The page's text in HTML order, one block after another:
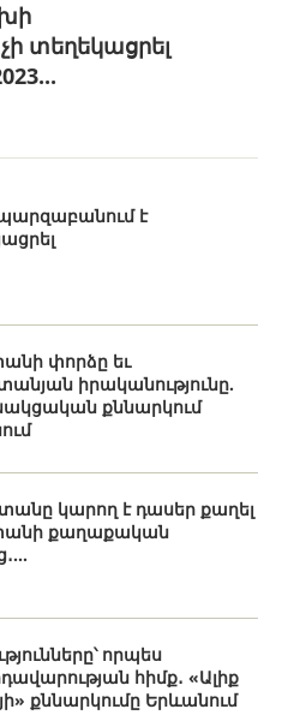
տեղեկացրել
է
փորձը եւ
իրականությունը.
քննարկում
կարող է դասեր քաղել
քաղաքական
որպես
հիմք․ «Ալիք
քննարկումը Երևանում